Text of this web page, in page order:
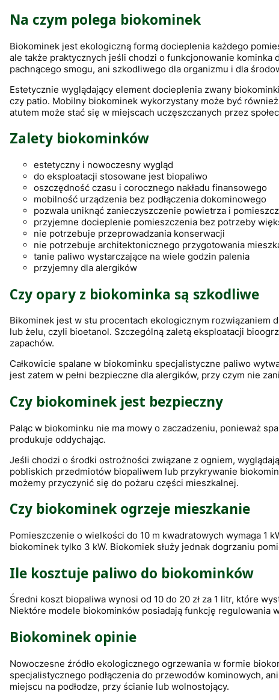
Na czym polega biokominek
Biokominek jest ekologiczną formą docieplenia każdego
ale także praktycznych jeśli chodzi o funkcjonowanie
pachnącego smogu, ani szkodliwego dla organizmu i dla
Estetycznie wyglądający element docieplenia zwany
czy patio. Mobilny biokominek wykorzystany może być
atutem może stać się w miejscach uczęszczanych przez
Zalety biokominków
estetyczny i nowoczesny wygląd
do eksploatacji stosowane jest biopaliwo
oszczędność czasu i corocznego nakładu finansowego
mobilność urządzenia bez podłączenia dokominowego
pozwala uniknąć zanieczyszczenie powietrza i
przyjemne docieplenie pomieszczenia bez potrzeby
nie potrzebuje przeprowadzania konserwacji
nie potrzebuje architektonicznego przygotowania
tanie paliwo wystarczające na wiele godzin palenia
przyjemny dla alergików
Czy opary z biokominka są szkodliwe
Bikominek jest w stu procentach ekologicznym rozwiązaniem
lub żelu, czyli bioetanol. Szczególną zaletą eksploatacji
zapachów.
Całkowicie spalane w biokominku specjalistyczne paliwo
jest zatem w pełni bezpieczne dla alergików, przy czym nie
Czy biokominek jest bezpieczny
Paląc w biokominku nie ma mowy o zaczadzeniu, ponieważ
produkuje oddychając.
Jeśli chodzi o środki ostrożności związane z ogniem,
pobliskich przedmiotów biopaliwem lub przykrywanie
możemy przyczynić się do pożaru części mieszkalnej.
Czy biokominek ogrzeje mieszkanie
Pomieszczenie o wielkości do 10 m kwadratowych wymaga 1
biokominek tylko 3 kW. Biokomiek służy jednak dogrzaniu
Ile kosztuje paliwo do biokominków
Średni koszt biopaliwa wynosi od 10 do 20 zł za 1 litr, które
Niektóre modele biokominków posiadają funkcję regulowania
Biokominek opinie
Nowoczesne źródło ekologicznego ogrzewania w formie
specjalistycznego podłączenia do przewodów kominowych,
miejscu na podłodze, przy ścianie lub wolnostojący.